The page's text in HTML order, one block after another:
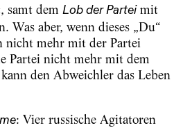
samt dem Lob der Parteimit
Was aber, wenn dieses „Du“
nicht mehr mit der Partei
Partei nicht mehr mit dem
den Abweichler das Leben
: Vier russische Agitatoren